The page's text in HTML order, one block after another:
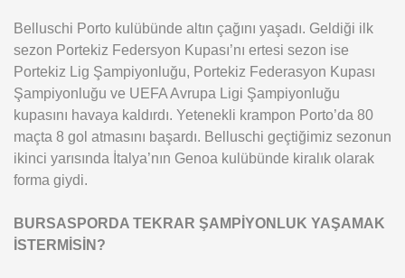
Belluschi Porto kulübünde altın çağını yaşadı. Geldiği ilk
sezon Portekiz Federsyon Kupası’nı ertesi sezon ise
Portekiz Lig Şampiyonluğu, Portekiz Federasyon Kupası
Şampiyonluğu ve UEFA Avrupa Ligi Şampiyonluğu
kupasını havaya kaldırdı. Yetenekli krampon Porto’da 80
maçta 8 gol atmasını başardı. Belluschi geçtiğimiz sezonun
ikinci yarısında İtalya’nın Genoa kulübünde kiralık olarak
forma giydi.
BURSASPORDA TEKRAR ŞAMPİYONLUK YAŞAMAK
İSTERMİSİN?